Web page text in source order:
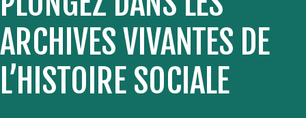
ARCHIVES VIVANTES DE
L’HISTOIRE SOCIALE